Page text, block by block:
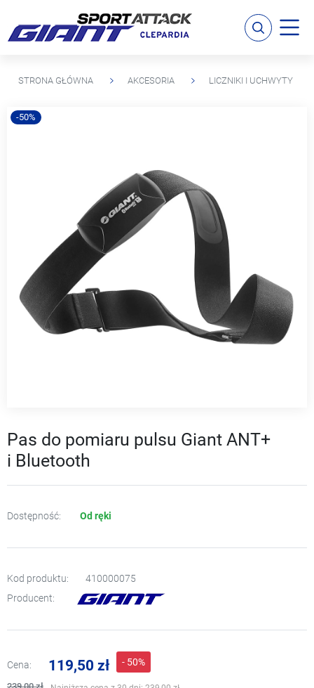
STRONA GŁÓWNA AKCESORIA LICZNIKI I UCHWYTY
-50%
Pas do pomiaru pulsu Giant ANT+
i Bluetooth
Dostępność: Od ręki
Kod produktu:
410000075
Producent:
Cena: 119,50 zł - 50%